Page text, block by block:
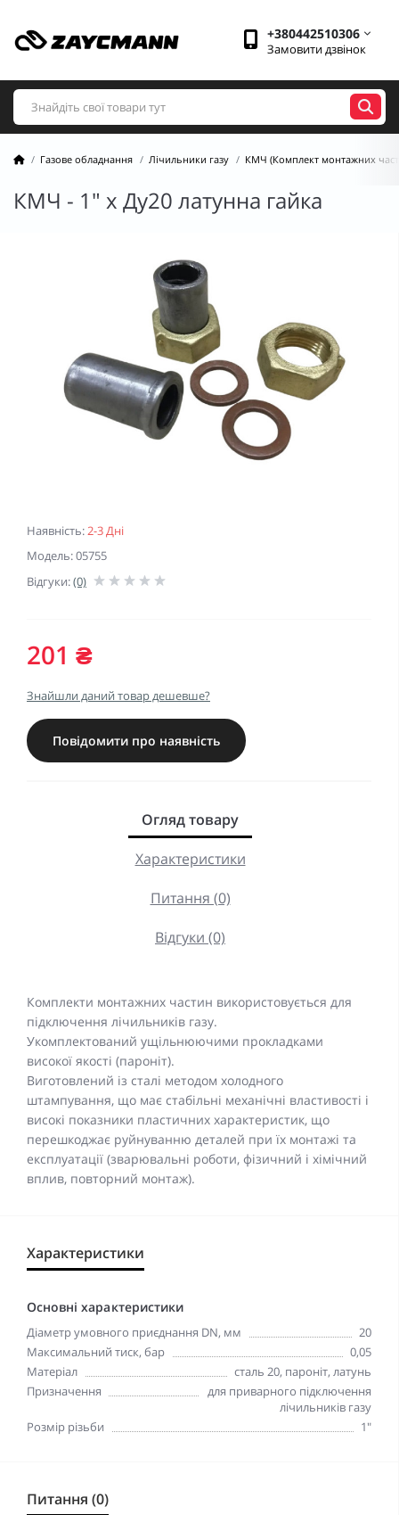
+380442510306
Замовити дзвінок
Газове обладнання Лічильники газу КМЧ (Комплект монтажних
КМЧ - 1" х Ду20 латунна гайка
Наявність:2-3 Дні
Модель: 05755
Відгуки:(0)
201 ₴
Знайшли даний товар дешевше?
Повідомити про наявність
Огляд товару
Характеристики
Питання (0)
Відгуки (0)
Комплекти монтажних частин використовується для
підключення лічильників газу.
Укомплектований ущільнюючими прокладками
високої якості (пароніт).
Виготовлений із сталі методом холодного
штампування, що має стабільні механічні властивості і
високі показники пластичних характеристик, що
перешкоджає руйнуванню деталей при їх монтажі та
експлуатації (зварювальні роботи, фізичний і хімічний
вплив, повторний монтаж).
Характеристики
Основні характеристики
Діаметр умовного приєднання DN, мм
20
Максимальний тиск, бар
0,05
Матеріал
сталь 20, пароніт, латунь
Призначення
для приварного підключення
лічильників газу
Розмір різьби
1"
Питання (0)